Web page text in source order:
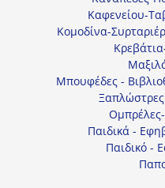
Καφενείου-
Κομοδίνα-
Μπουφέδες -
Παιδικά -
Παιδικό -